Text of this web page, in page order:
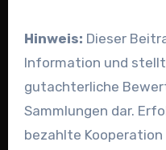
Hinweis: Dieser
Information und
gutachterliche
Sammlungen dar.
bezahlte Kooperation